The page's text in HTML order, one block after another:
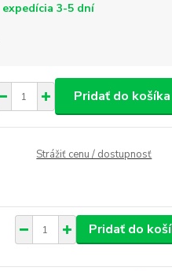
expedícia 3-5 dní
Pridať do košíka
Strážiť cenu / dostupnosť
Pridať do